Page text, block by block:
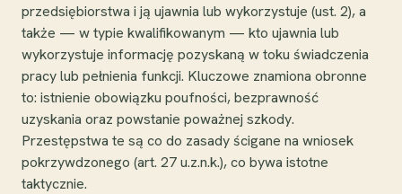
przedsiębiorstwa i ją ujawnia lub wykorzystuje (ust. 2), a
także — w typie kwalifikowanym — kto ujawnia lub
wykorzystuje informację pozyskaną w toku świadczenia
pracy lub pełnienia funkcji. Kluczowe znamiona obronne
to: istnienie obowiązku poufności, bezprawność
uzyskania oraz powstanie poważnej szkody.
Przestępstwa te są co do zasady ścigane na wniosek
pokrzywdzonego (art. 27 u.z.n.k.), co bywa istotne
taktycznie.